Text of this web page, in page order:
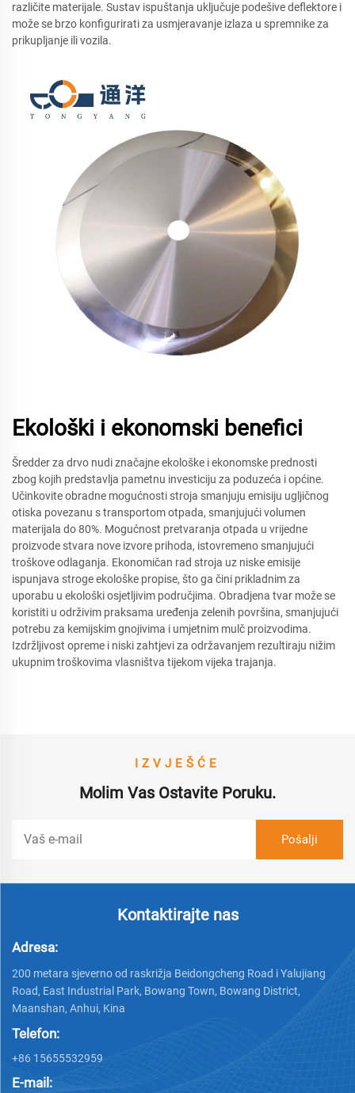
različite materijale. Sustav ispuštanja uključuje podešive deflektore i
može se brzo konfigurirati za usmjeravanje izlaza u spremnike za
prikupljanje ili vozila.
Ekološki i ekonomski benefici
Šredder za drvo nudi značajne ekološke i ekonomske prednosti
zbog kojih predstavlja pametnu investiciju za poduzeća i općine.
Učinkovite obradne mogućnosti stroja smanjuju emisiju ugljičnog
otiska povezanu s transportom otpada, smanjujući volumen
materijala do 80%. Mogućnost pretvaranja otpada u vrijedne
proizvode stvara nove izvore prihoda, istovremeno smanjujući
troškove odlaganja. Ekonomičan rad stroja uz niske emisije
ispunjava stroge ekološke propise, što ga čini prikladnim za
uporabu u ekološki osjetljivim područjima. Obradjena tvar može se
koristiti u održivim praksama uređenja zelenih površina, smanjujući
potrebu za kemijskim gnojivima i umjetnim mulč proizvodima.
Izdržljivost opreme i niski zahtjevi za održavanjem rezultiraju nižim
ukupnim troškovima vlasništva tijekom vijeka trajanja.
IZVJEŠĆE
Molim Vas Ostavite Poruku.
Kontaktirajte nas
Adresa:
200 metara sjeverno od raskrižja Beidongcheng Road i Yalujiang
Road, East Industrial Park, Bowang Town, Bowang District,
Maanshan, Anhui, Kina
Telefon:
+86 15655532959
E-mail: